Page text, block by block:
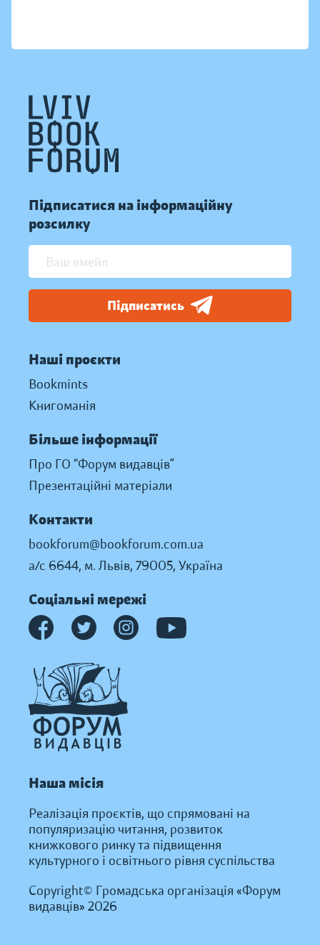
Підписатися на інформаційну
розсилку
Підписатись
Наші проєкти
Bookmints
Книгоманія
Більше інформації
Про ГО “Форум видавців”
Презентаційні матеріали
Контакти
bookforum@bookforum.com.ua
а/с 6644, м. Львів, 79005, Україна
Соціальні мережі
Наша місія
Реалізація проєктів, що спрямовані на
популяризацію читання, розвиток
книжкового ринку та підвищення
культурного і освітнього рівня суспільства
Copyright© Громадська організація «Форум
видавців» 2026